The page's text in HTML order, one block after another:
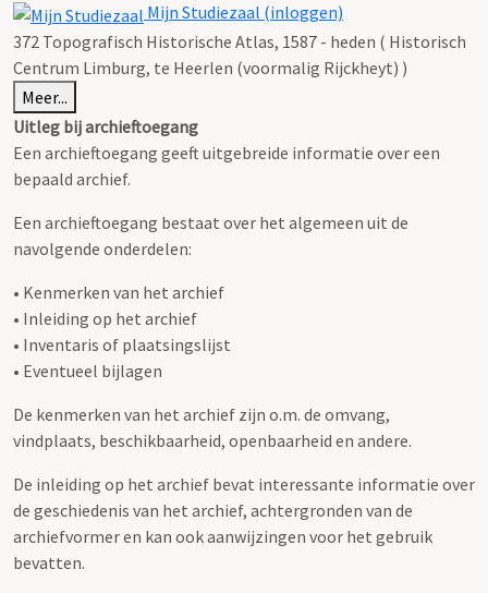
Mijn Studiezaal (inloggen)
372 Topografisch Historische Atlas, 1587 - heden ( Historisch
Centrum Limburg, te Heerlen (voormalig Rijckheyt) )
Meer...
Uitleg bij archieftoegang
Een archieftoegang geeft uitgebreide informatie over een
bepaald archief.
Een archieftoegang bestaat over het algemeen uit de
navolgende onderdelen:
• Kenmerken van het archief
• Inleiding op het archief
• Inventaris of plaatsingslijst
• Eventueel bijlagen
De kenmerken van het archief zijn o.m. de omvang,
vindplaats, beschikbaarheid, openbaarheid en andere.
De inleiding op het archief bevat interessante informatie over
de geschiedenis van het archief, achtergronden van de
archiefvormer en kan ook aanwijzingen voor het gebruik
bevatten.